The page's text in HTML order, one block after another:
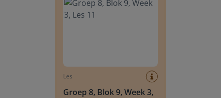
Les
Groep 8, Blok 9, Week 3,